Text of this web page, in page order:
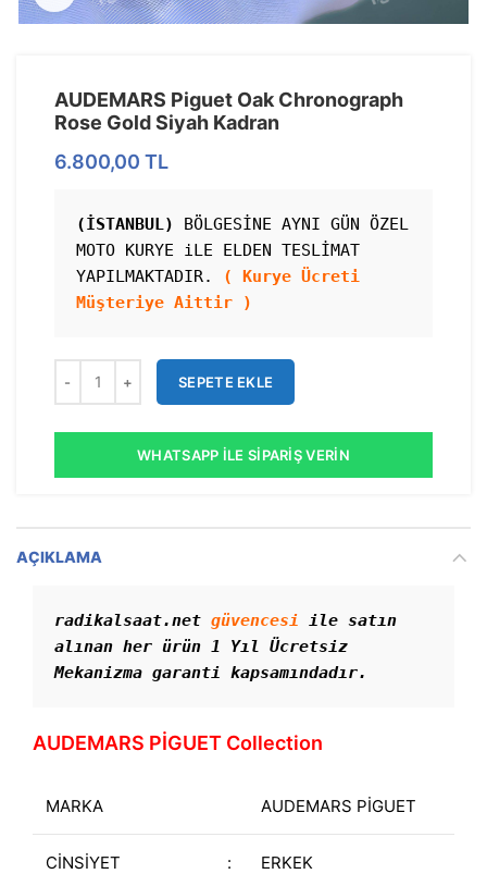
AUDEMARS Piguet Oak Chronograph
Rose Gold Siyah Kadran
6.800,00 TL
(İSTANBUL)
BÖLGESİNE AYNI GÜN ÖZEL
MOTO KURYE iLE ELDEN TESLİMAT
YAPILMAKTADIR.
( Kurye Ücreti
Müşteriye Aittir )
SEPETE EKLE
WHATSAPP İLE SIPARIŞ VERIN
AÇIKLAMA
radikalsaat.net güvencesi ile satın
alınan her ürün 1 Yıl Ücretsiz
Mekanizma garanti kapsamındadır.
AUDEMARS PİGUET Collection
MARKA AUDEMARS PİGUET
CİNSİYET : ERKEK